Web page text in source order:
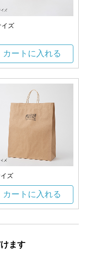
イズ
カートに入れる
ズ
カートに入れる
ます